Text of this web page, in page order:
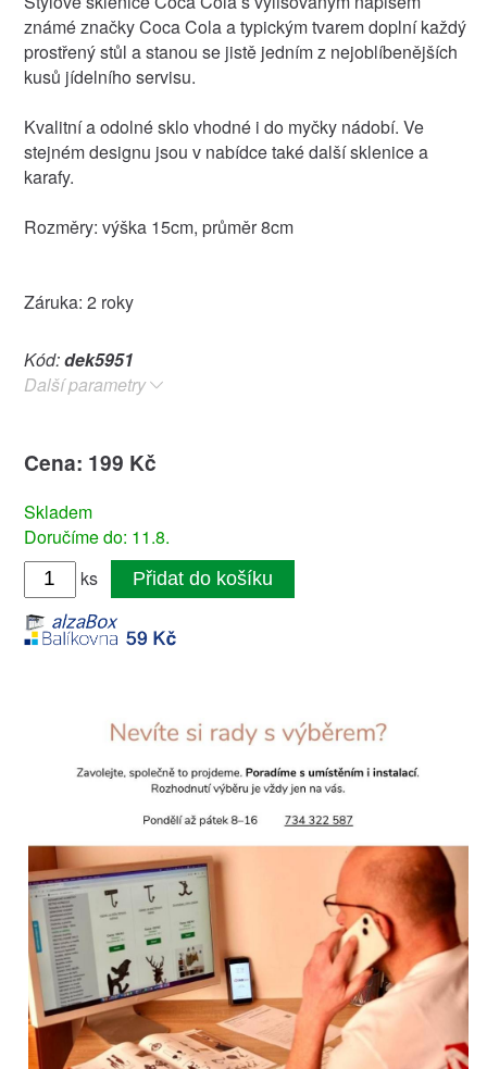
známé značky Coca Cola a typickým tvarem doplní každý
prostřený stůl a stanou se jistě jedním z nejoblíbenějších
kusů jídelního servisu.
Kvalitní a odolné sklo vhodné i do myčky nádobí. Ve
stejném designu jsou v nabídce také další sklenice a
karafy.
Rozměry: výška 15cm, průměr 8cm
Záruka: 2 roky
Kód:dek5951
Další parametry
Cena: 199 Kč
Skladem
Doručíme do: 11.8.
ks
Přidat do košíku